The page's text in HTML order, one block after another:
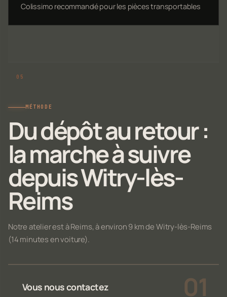
Colissimo recommandé pour les pièces transportables
MÉTHODE
Du dépôt au retour :
la marche à suivre
depuis Witry-lès-
Reims
Notre atelier est à Reims, à environ 9 km de Witry-lès-Reims
(14 minutes en voiture).
Vous nous contactez